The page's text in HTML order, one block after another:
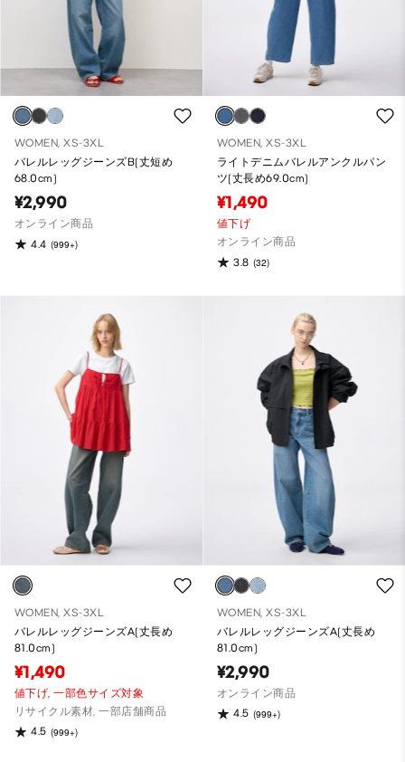
WOMEN, XS-3XL
バレルレッグジーンズB(丈短め
68.0cm)
¥2,990
オンライン商品
4.4 (999+)
WOMEN, XS-3XL
ライトデニムバレルアンクルパン
ツ(丈長め69.0cm)
¥1,490
値下げ
オンライン商品
3.8 (32)
WOMEN, XS-3XL
バレルレッグジーンズA(丈長め
81.0cm)
¥1,490
値下げ,一部色サイズ対象
リサイクル素材, 一部店舗商品
4.5 (999+)
WOMEN, XS-3XL
バレルレッグジーンズA(丈長め
81.0cm)
¥2,990
オンライン商品
4.5 (999+)